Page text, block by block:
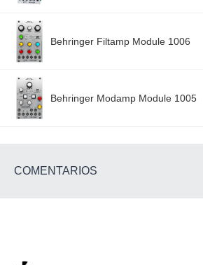
Behringer Filtamp Module 1006
Behringer Modamp Module 1005
COMENTARIOS